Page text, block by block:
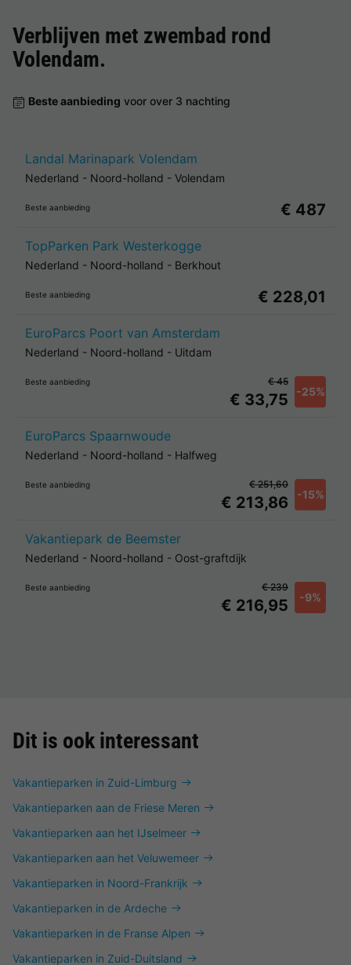
Verblijven met zwembad rond
Volendam.
Beste aanbieding voor over 3 nachting
Landal Marinapark Volendam
Nederland - Noord-holland - Volendam
Beste aanbieding € 487
TopParken Park Westerkogge
Nederland - Noord-holland - Berkhout
Beste aanbieding € 228,01
EuroParcs Poort van Amsterdam
Nederland - Noord-holland - Uitdam
Beste aanbieding
€ 33,75 -25%
€ 45
EuroParcs Spaarnwoude
Nederland - Noord-holland - Halfweg
Beste aanbieding
€ 213,86 -15%
€ 251,60
Vakantiepark de Beemster
Nederland - Noord-holland - Oost-graftdijk
Beste aanbieding
€ 216,95 -9%
€ 239
Dit is ook interessant
Vakantieparken in Zuid-Limburg
Vakantieparken aan de Friese Meren
Vakantieparken aan het IJselmeer
Vakantieparken aan het Veluwemeer
Vakantieparken in Noord-Frankrijk
Vakantieparken in de Ardeche
Vakantieparken in de Franse Alpen
Vakantieparken in Zuid-Duitsland